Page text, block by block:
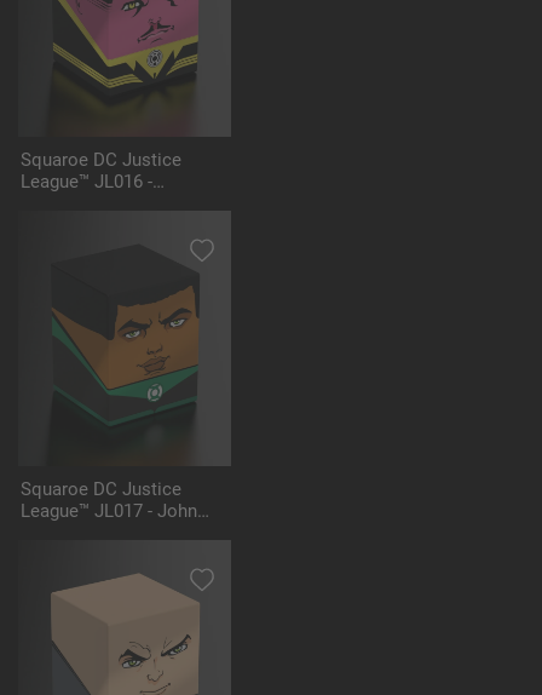
Squaroe DC Justice
League™ JL016 -
Squaroe DC Justice
League™ JL017 - John